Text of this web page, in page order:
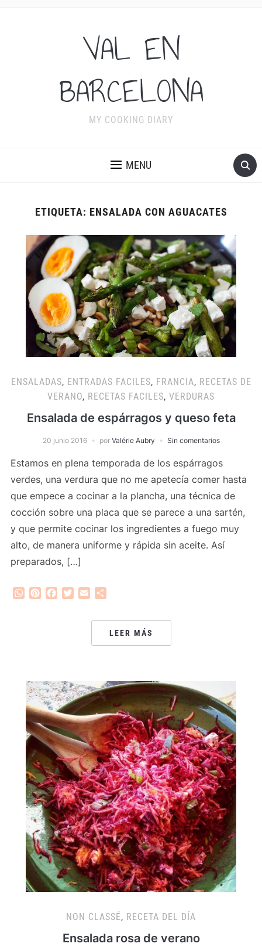
VAL EN
BARCELONA
MY COOKING DIARY
MENU
ETIQUETA: ENSALADA CON AGUACATES
ENSALADAS, ENTRADAS FACILES, FRANCIA, RECETAS DE
VERANO, RECETAS FACILES, VERDURAS
Ensalada de espárragos y queso feta
20 junio 2016 por Valérie Aubry Sin comentarios
Estamos en plena temporada de los espárragos
verdes, una verdura que no me apetecía comer hasta
que empece a cocinar a la plancha, una técnica de
cocción sobre una placa que se parece a una sartén,
y que permite cocinar los ingredientes a fuego muy
alto, de manera uniforme y rápida sin aceite. Así
preparados, […]
WhatsApp
PinterestFacebook
Twitter
Email
LEER MÁS
NON CLASSÉ, RECETA DEL DÍA
Ensalada rosa de verano